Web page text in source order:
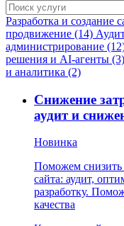
Разработка и создание
продвижение (14)
администрирование
решения и AI-агенты (3)
и аналитика (2)
Снижение
аудит и
Новинка
Поможем снизить
сайта: аудит,
разработку.
качества